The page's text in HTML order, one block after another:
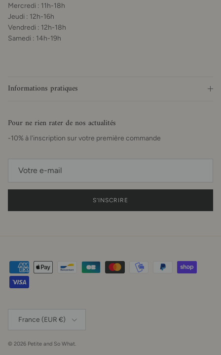
Mercredi : 11h-18h
Jeudi : 12h-16h
Vendredi : 12h-18h
Samedi : 14h-19h
Informations pratiques
Pour ne rien rater de nos actualités
-10% à l'inscription sur votre première commande
S’INSCRIRE
France (EUR €)
© 2026 Petite and So What.